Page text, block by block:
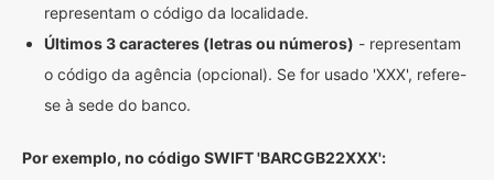
representam o código da localidade.
Últimos 3 caracteres (letras ou números) - representam
o código da agência (opcional). Se for usado 'XXX', refere-
se à sede do banco.
Por exemplo, no código SWIFT 'BARCGB22XXX':